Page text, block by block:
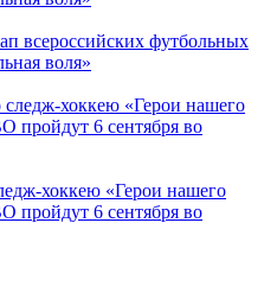
всероссийских футбольных
воля»
хоккею «Герои нашего
пройдут 6 сентября во